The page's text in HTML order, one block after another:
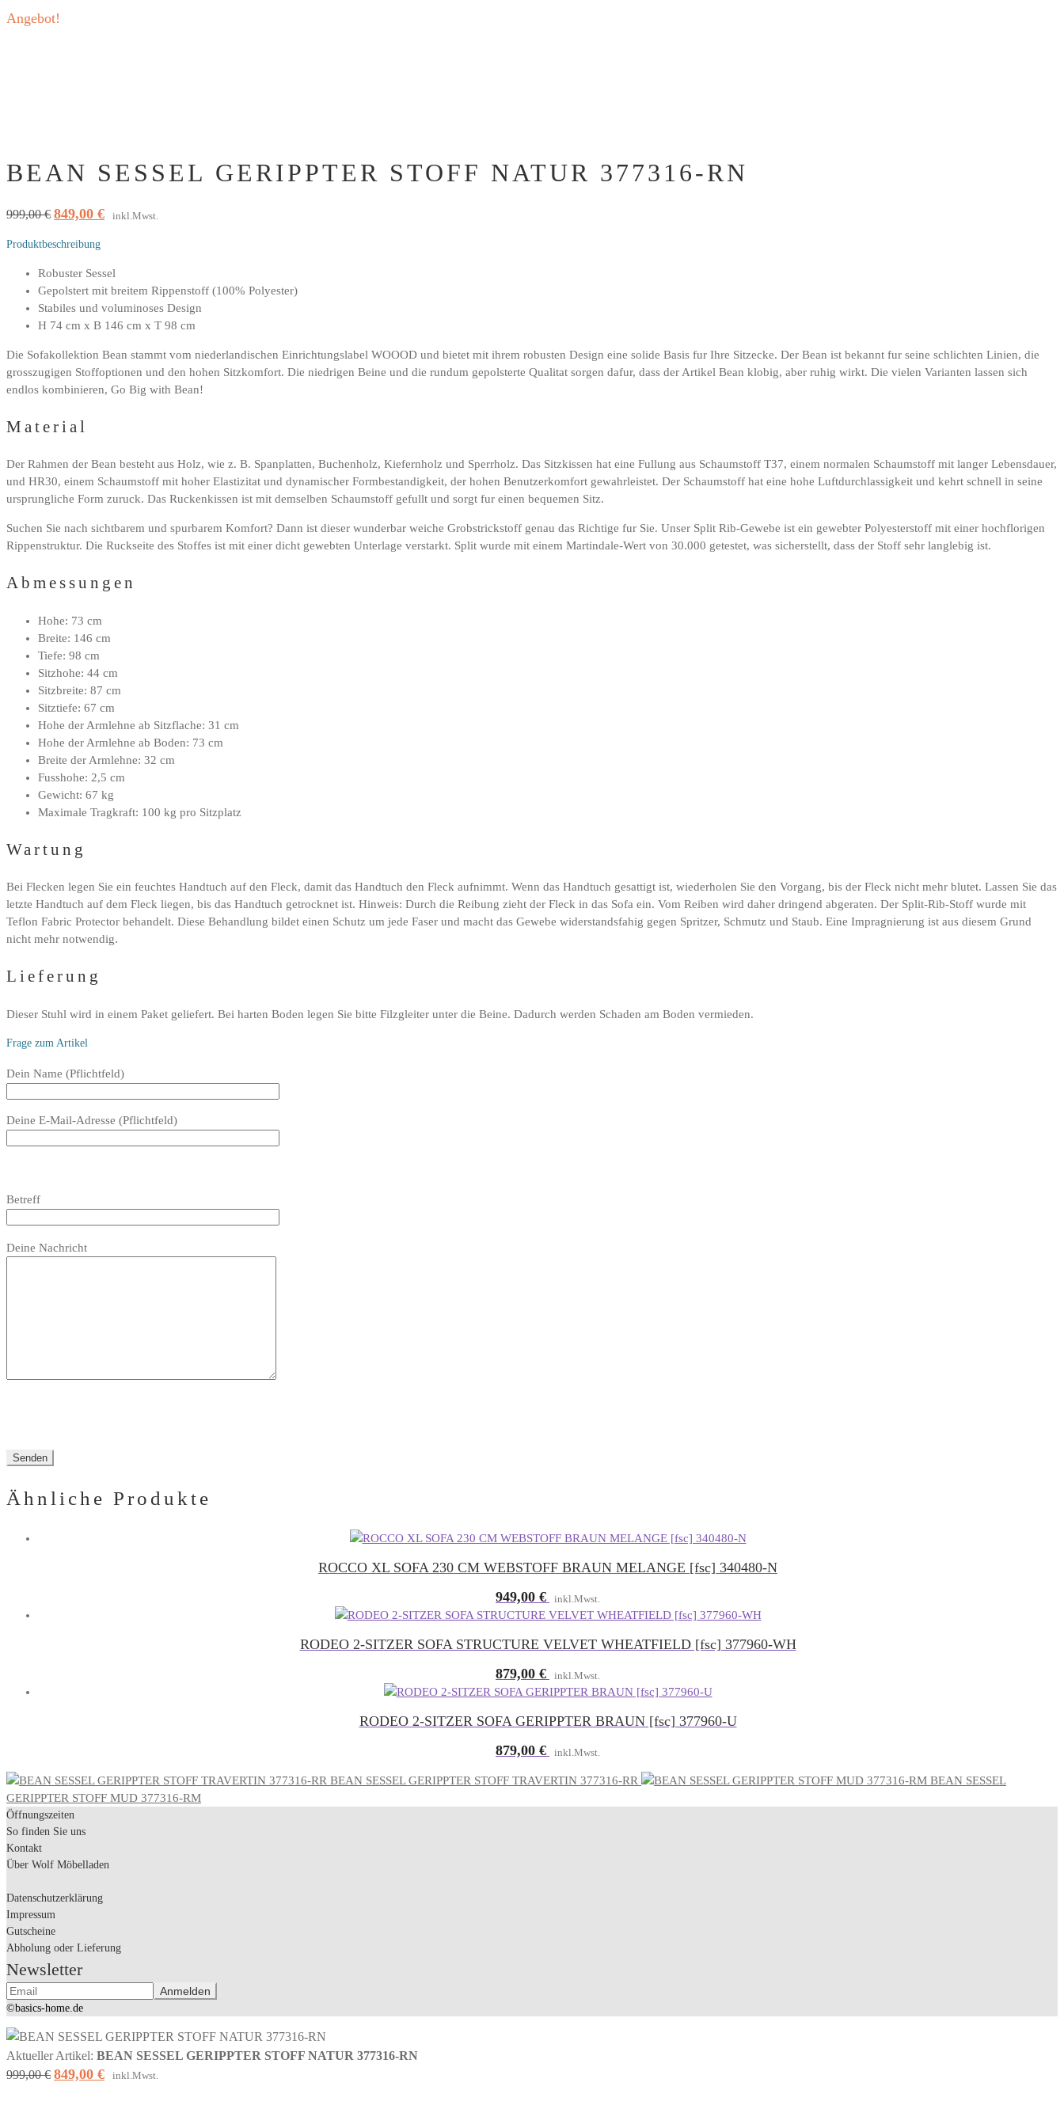
Angebot!
BEAN SESSEL GERIPPTER STOFF NATUR 377316-RN
999,00€ Ursprünglicher
war:
849,00 €Aktueller
inkl.Mwst.
Produktbeschreibung
Robuster Sessel
Gepolstert mit breitem Rippenstoff (100% Polyester)
Stabiles und voluminoses Design
H 74 cm x B 146 cm x T 98 cm
Die Sofakollektion Bean stammt vom niederlandischen Einrichtungslabel WOOOD und bietet mit ihrem robusten Design eine solide Basis fur Ihre Sitzecke. Der Bean ist bekannt fur seine schlichten Linien, die
grosszugigen Stoffoptionen und den hohen Sitzkomfort. Die niedrigen Beine und die rundum gepolsterte Qualitat sorgen dafur, dass der Artikel Bean klobig, aber ruhig wirkt. Die vielen Varianten lassen sich
endlos kombinieren, Go Big with Bean!
Material
Der Rahmen der Bean besteht aus Holz, wie z. B. Spanplatten, Buchenholz, Kiefernholz und Sperrholz. Das Sitzkissen hat eine Fullung aus Schaumstoff T37, einem normalen Schaumstoff mit langer Lebensdauer,
und HR30, einem Schaumstoff mit hoher Elastizitat und dynamischer Formbestandigkeit, der hohen Benutzerkomfort gewahrleistet. Der Schaumstoff hat eine hohe Luftdurchlassigkeit und kehrt schnell in seine
ursprungliche Form zuruck. Das Ruckenkissen ist mit demselben Schaumstoff gefullt und sorgt fur einen bequemen Sitz.
Suchen Sie nach sichtbarem und spurbarem Komfort? Dann ist dieser wunderbar weiche Grobstrickstoff genau das Richtige fur Sie. Unser Split Rib-Gewebe ist ein gewebter Polyesterstoff mit einer hochflorigen
Rippenstruktur. Die Ruckseite des Stoffes ist mit einer dicht gewebten Unterlage verstarkt. Split wurde mit einem Martindale-Wert von 30.000 getestet, was sicherstellt, dass der Stoff sehr langlebig ist.
Abmessungen
Hohe: 73 cm
Breite: 146 cm
Tiefe: 98 cm
Sitzhohe: 44 cm
Sitzbreite: 87 cm
Sitztiefe: 67 cm
Hohe der Armlehne ab Sitzflache: 31 cm
Hohe der Armlehne ab Boden: 73 cm
Breite der Armlehne: 32 cm
Fusshohe: 2,5 cm
Gewicht: 67 kg
Maximale Tragkraft: 100 kg pro Sitzplatz
Wartung
Bei Flecken legen Sie ein feuchtes Handtuch auf den Fleck, damit das Handtuch den Fleck aufnimmt. Wenn das Handtuch gesattigt ist, wiederholen Sie den Vorgang, bis der Fleck nicht mehr blutet. Lassen Sie das
letzte Handtuch auf dem Fleck liegen, bis das Handtuch getrocknet ist. Hinweis: Durch die Reibung zieht der Fleck in das Sofa ein. Vom Reiben wird daher dringend abgeraten. Der Split-Rib-Stoff wurde mit
Teflon Fabric Protector behandelt. Diese Behandlung bildet einen Schutz um jede Faser und macht das Gewebe widerstandsfahig gegen Spritzer, Schmutz und Staub. Eine Impragnierung ist aus diesem Grund
nicht mehr notwendig.
Lieferung
Dieser Stuhl wird in einem Paket geliefert. Bei harten Boden legen Sie bitte Filzgleiter unter die Beine. Dadurch werden Schaden am Boden vermieden.
Frage zum Artikel
Bitte
Feld
Dein Name (Pflichtfeld)
Deine E-Mail-Adresse (Pflichtfeld)
dieses
lasse
leer.
Betreff
lasse
Deine Nachricht
Ähnliche Produkte
ROCCO XL SOFA 230 CM WEBSTOFF BRAUN MELANGE [fsc] 340480-N
949,00 € inkl.Mwst.
RODEO 2-SITZER SOFA STRUCTURE VELVET WHEATFIELD [fsc] 377960-WH
879,00 € inkl.Mwst.
RODEO 2-SITZER SOFA GERIPPTER BRAUN [fsc] 377960-U
879,00 € inkl.Mwst.
BEAN SESSEL GERIPPTER STOFF TRAVERTIN 377316-RR
BEAN SESSEL
GERIPPTER STOFF MUD 377316-RM
Öffnungszeiten
So finden Sie uns
Kontakt
Über Wolf Möbelladen
Datenschutzerklärung
Impressum
Gutscheine
Abholung oder Lieferung
Newsletter
©basics-home.de
Aktueller Artikel: BEAN SESSEL GERIPPTER STOFF NATUR 377316-RN
999,00€ Ursprünglicher
849,00 €Aktueller
inkl.Mwst.